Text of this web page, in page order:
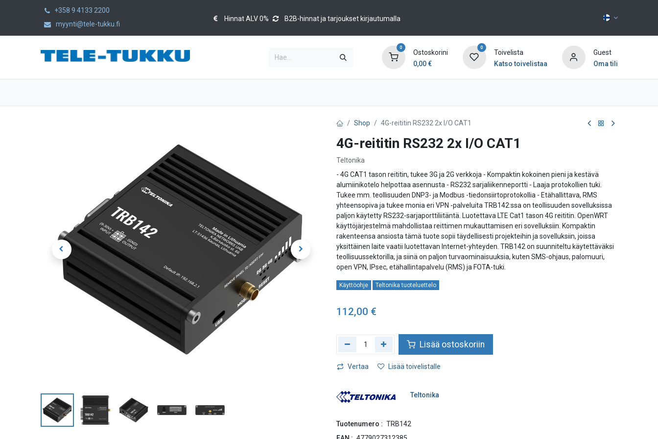
+358 9 4133 2200
myynti@tele-tukku.fi
Hinnat ALV 0% B2B-hinnat ja tarjoukset kirjautumalla
0
Ostoskorini
0,00€
0
Toivelista
Katso toivelistaa
Guest
Oma tili
Shop 4G-reititin RS232 2x I/O CAT1
4G-reititin RS232 2x I/O CAT1
Teltonika
- 4G CAT1 tason reititin, tukee 3G ja 2G verkkoja - Kompaktin kokoinen pieni ja kestävä
alumiinikotelo helpottaa asennusta - RS232 sarjaliikenneportti - Laaja protokollien tuki.
Tukee mm. teollisuuden DNP3- ja Modbus -tiedonsiirtoprotokollia - Etähallittava, RMS
yhteensopiva ja tukee monia eri VPN -palveluita TRB142:ssa on teollisuuden sovelluksissa
paljon käytetty RS232-sarjaporttiliitäntä. Luotettava LTE Cat1 tason 4G reititin. OpenWRT
käyttöjärjestelmä mahdollistaa reittimen mukauttamisen eri sovelluksiin. Kompaktin
rakenteensa ansiosta tämä tuote sopii täydellisesti projekteihin ja sovelluksiin, joissa
yksittäinen laite vaatii luotettavan Internet-yhteyden. TRB142 on suunniteltu käytettäväksi
teollisuussektorilla, ja siinä on paljon turvaominaisuuksia, kuten SMS-ohjaus, palomuuri,
open VPN, IPsec, etähallintapalvelu (RMS) ja FOTA-tuki.
Käyttöohje Teltonika tuoteluettelo
112,00 €
Lisää ostoskoriin
Vertaa Lisää toivelistalle
Teltonika
Tuotenumero : TRB142